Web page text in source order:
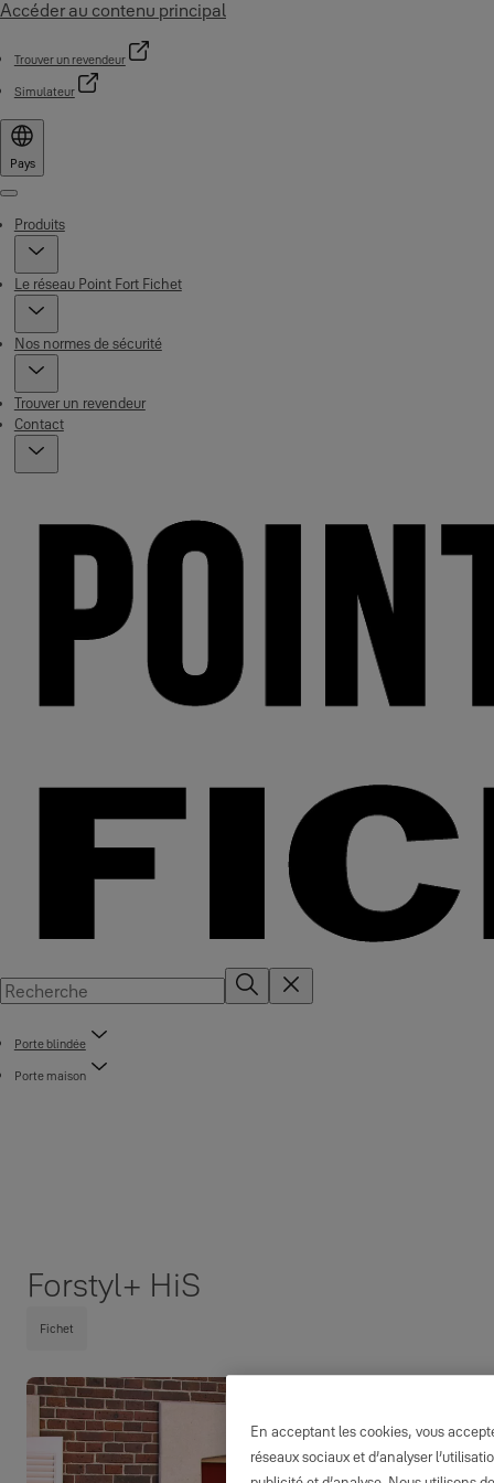
Accéder au contenu principal
Trouver un revendeur
Simulateur
Pays
Menu
Produits
Le réseau Point Fort Fichet
Nos normes de sécurité
Trouver un revendeur
Contact
Porte blindée
Porte maison
Forstyl+ HiS
Fichet
En acceptant les cookies, vous
réseaux sociaux et d’analyser